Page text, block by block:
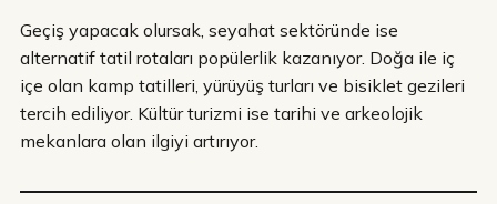
Geçiş yapacak olursak, seyahat sektöründe ise
alternatif tatil rotaları popülerlik kazanıyor. Doğa ile iç
içe olan kamp tatilleri, yürüyüş turları ve bisiklet gezileri
tercih ediliyor. Kültür turizmi ise tarihi ve arkeolojik
mekanlara olan ilgiyi artırıyor.